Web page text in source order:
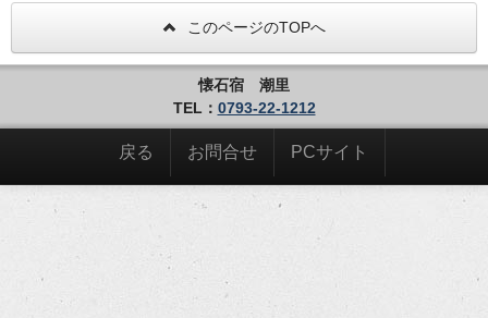
このページのTOPへ
懐石宿 潮里
TEL： 0793-22-1212
戻る お問合せ PCサイト